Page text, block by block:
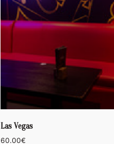
Las Vegas
60.00€